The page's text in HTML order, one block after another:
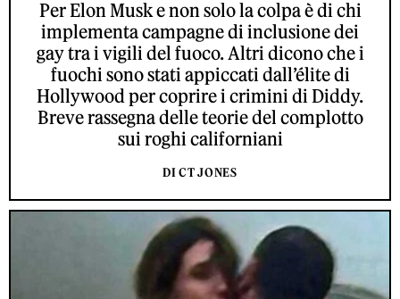
Per Elon Musk e non solo la colpa è di chi
implementa campagne di inclusione dei
gay tra i vigili del fuoco. Altri dicono che i
fuochi sono stati appiccati dall’élite di
Hollywood per coprire i crimini di Diddy.
Breve rassegna delle teorie del complotto
sui roghi californiani
DI CT JONES